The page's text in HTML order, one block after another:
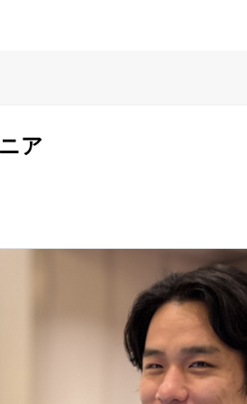
ア